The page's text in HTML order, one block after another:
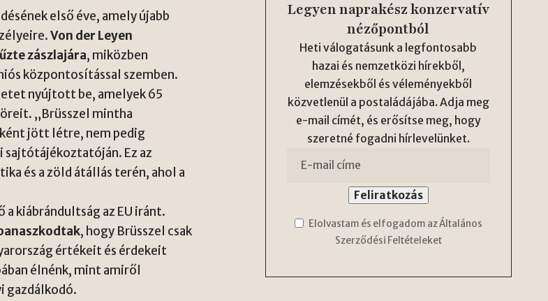
első éve, amely újabb
Von der Leyen
zászlajára, miközben
központosítással szemben.
nyújtott be, amelyek 65
„Brüsszel mintha
jött létre, nem pedig
Ez az
és a zöld átállás terén, ahol a
kiábrándultság az EU iránt.
, hogy Brüsszel csak
értékeit és érdekeit
élnénk, mint amiről
gazdálkodó.
Legyen naprakész konzervatív
nézőpontból
Heti válogatásunk a legfontosabb
hazai és nemzetközi hírekből,
elemzésekből és véleményekből
közvetlenül a postaládájába. Adja meg
e-mail címét, és erősítse meg, hogy
szeretné fogadni hírlevelünket.
Elolvastam és elfogadom az Általános
Szerződési Feltételeket